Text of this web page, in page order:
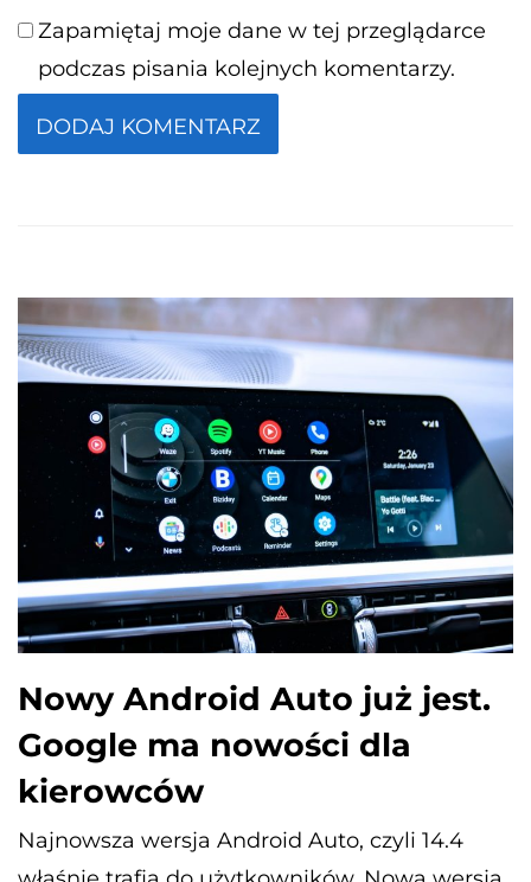
Zapamiętaj moje dane w tej przeglądarce
podczas pisania kolejnych komentarzy.
Nowy Android Auto już jest.
Google ma nowości dla
kierowców
Najnowsza wersja Android Auto, czyli 14.4